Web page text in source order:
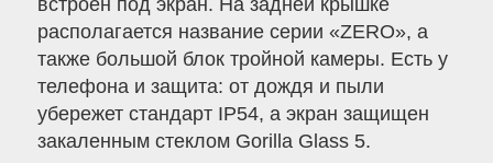
встроен под экран. На задней крышке
располагается название серии «ZERO», а
также большой блок тройной камеры. Есть у
телефона и защита: от дождя и пыли
убережет стандарт IP54, а экран защищен
закаленным стеклом Gorilla Glass 5.